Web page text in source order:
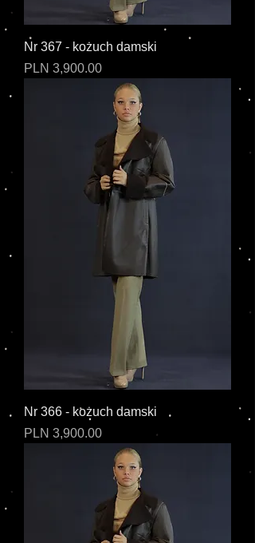
Nr 367 - kożuch damski
Cena
PLN 3,900.00
Nr 366 - kożuch damski
Cena
PLN 3,900.00